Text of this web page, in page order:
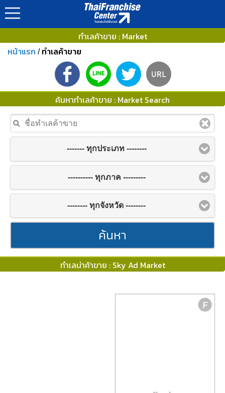
ทำเลค้าขาย : Market
หน้าแรก / ทำเลค้าขาย
ค้นหาทำเลค้าขาย : Market Search
------- ทุกประเภท --------
---------- ทุกภาค ---------
-------- ทุกจังหวัด --------
ค้นหา
ทำเลน่าค้าขาย : Sky Ad Market